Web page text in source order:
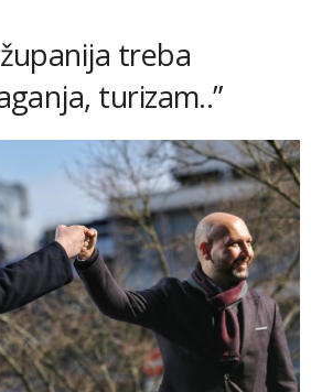
treba
turizam..”